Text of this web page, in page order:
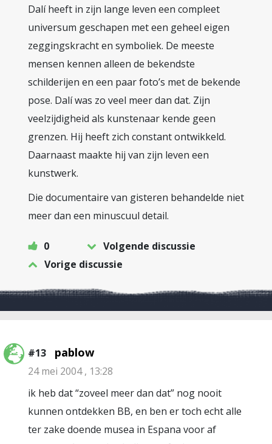
Dalí heeft in zijn lange leven een compleet
universum geschapen met een geheel eigen
zeggingskracht en symboliek. De meeste
mensen kennen alleen de bekendste
schilderijen en een paar foto’s met de bekende
pose. Dalí was zo veel meer dan dat. Zijn
veelzijdigheid als kunstenaar kende geen
grenzen. Hij heeft zich constant ontwikkeld.
Daarnaast maakte hij van zijn leven een
kunstwerk.
Die documentaire van gisteren behandelde niet
meer dan een minuscuul detail.
0
Volgende discussie
Vorige discussie
#13 pablow
24 mei 2004 , 13:28
ik heb dat “zoveel meer dan dat” nog nooit
kunnen ontdekken BB, en ben er toch echt alle
ter zake doende musea in Espana voor af